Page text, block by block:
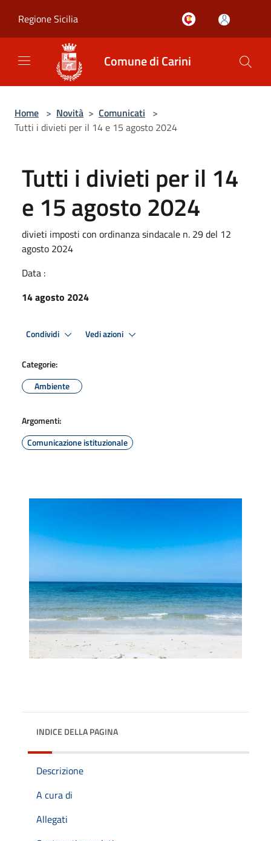
Regione Sicilia
Comune di Carini
Home > Novità > Comunicati >
Tutti i divieti per il 14 e 15 agosto 2024
Tutti i divieti per il 14
e 15 agosto 2024
divieti imposti con ordinanza sindacale n. 29 del 12
agosto 2024
Data :
14 agosto 2024
Condividi Vedi azioni
Categorie:
Ambiente
Argomenti:
Comunicazione istituzionale
INDICE DELLA PAGINA
Descrizione
A cura di
Allegati